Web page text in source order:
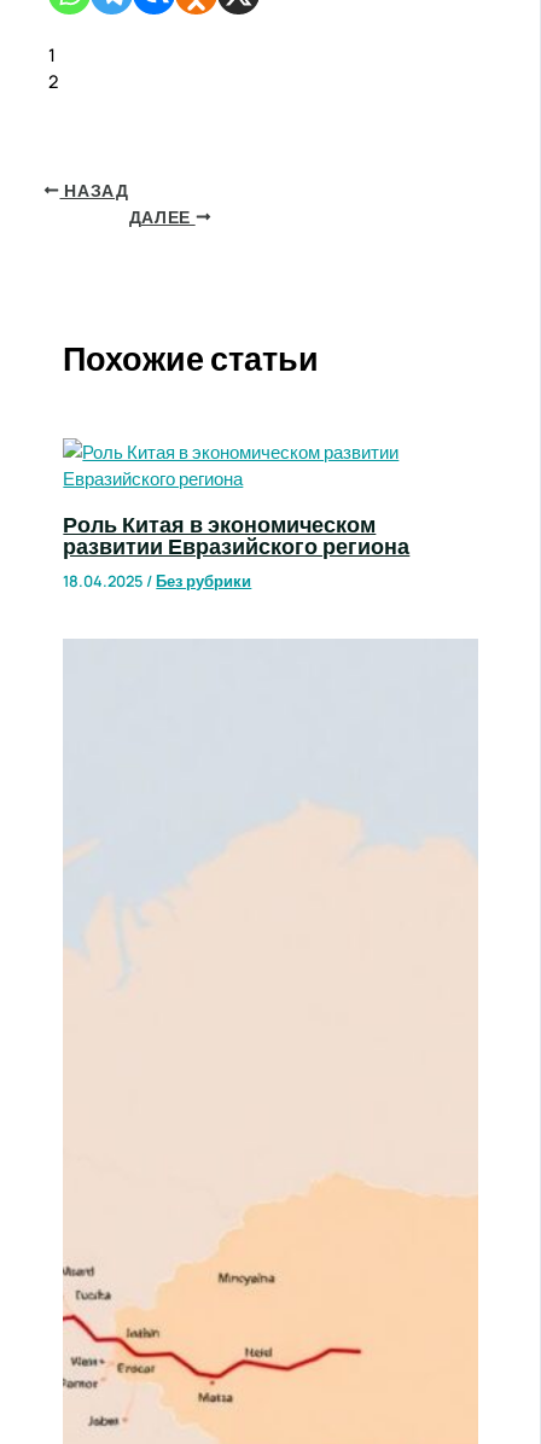
1
2
НАЗАД
ДАЛЕЕ
Похожие статьи
Роль Китая в экономическом
развитии Евразийского региона
18.04.2025/Без рубрики